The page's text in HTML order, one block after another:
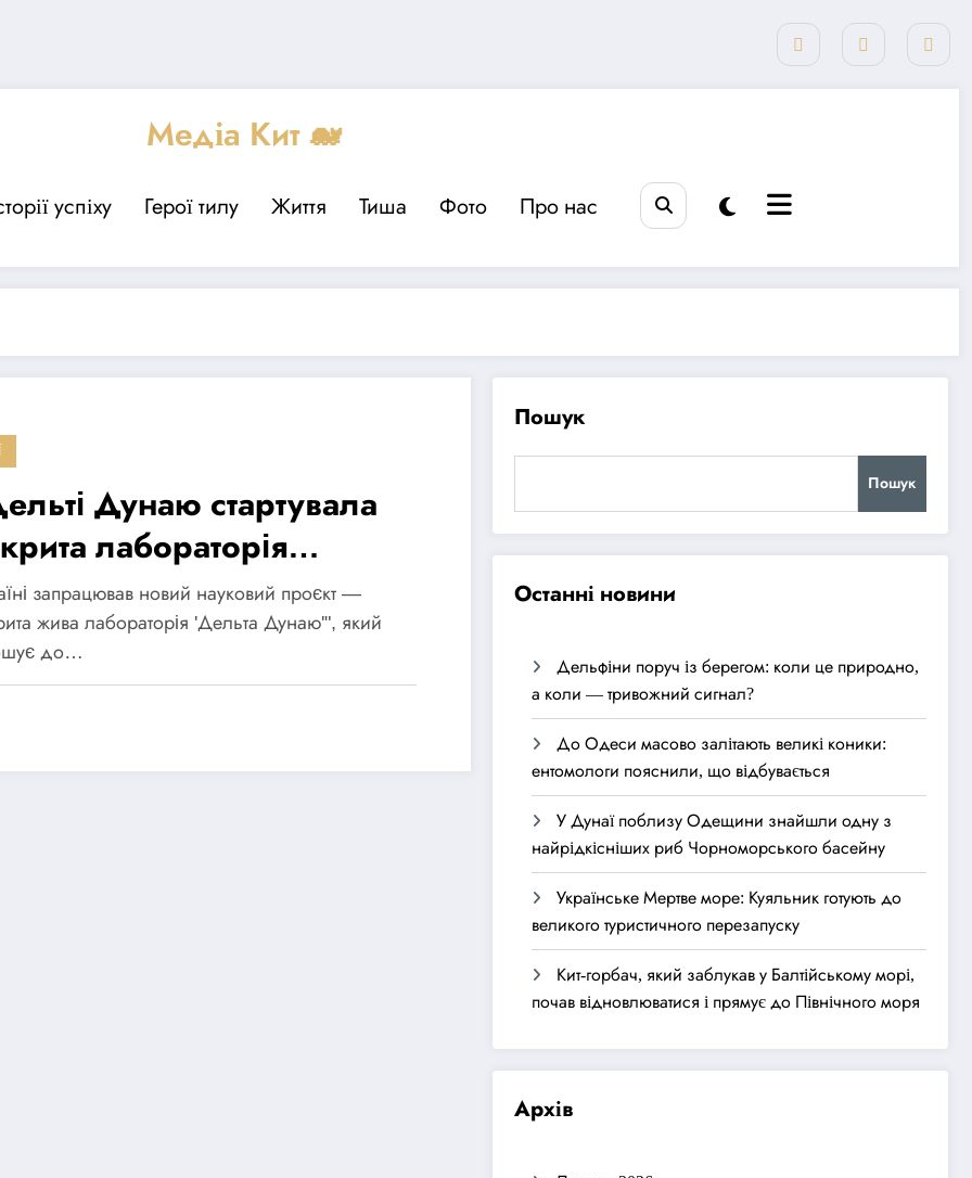
Медіа Кит 🐋
успіху Герої тилу Життя Тиша Фото Про нас
Дунаю стартувала
лабораторія
науки:
може кожен
запрацював новий науковий проєкт —
жива лабораторія 'Дельта Дунаю'", який
до…
Пошук
Пошук
Останні новини
Дельфіни поруч із берегом: коли це природно,
а коли — тривожний сигнал?
До Одеси масово залітають великі коники:
ентомологи пояснили, що відбувається
У Дунаї поблизу Одещини знайшли одну з
найрідкісніших риб Чорноморського басейну
Українське Мертве море: Куяльник готують до
великого туристичного перезапуску
Кит-горбач, який заблукав у Балтійському морі,
почав відновлюватися і прямує до Північного моря
Архів